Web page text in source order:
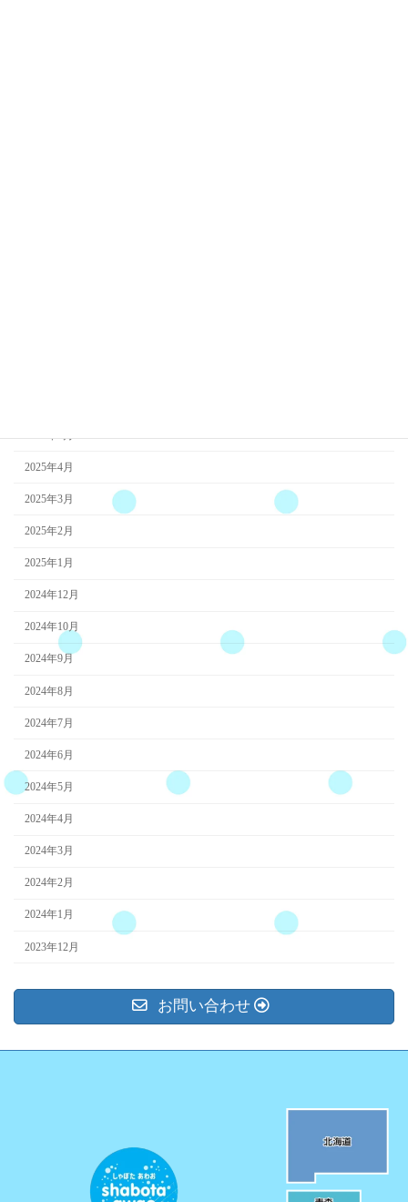
2025年4月
2025年3月
2025年2月
2025年1月
2024年12月
2024年10月
2024年9月
2024年8月
2024年7月
2024年6月
2024年5月
2024年4月
2024年3月
2024年2月
2024年1月
2023年12月
お問い合わせ